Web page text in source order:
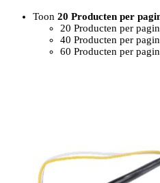
Toon 20 Producten per
20 Producten per
40 Producten per
60 Producten per